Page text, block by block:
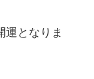
運となりま